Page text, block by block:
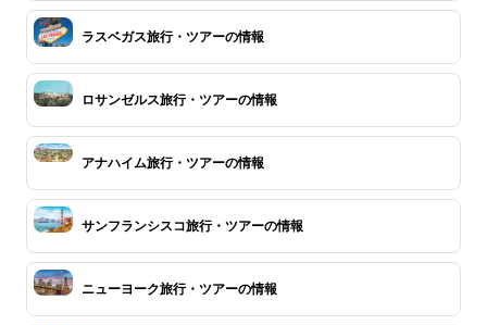
ラスベガス旅行・ツアーの情報
ロサンゼルス旅行・ツアーの情報
アナハイム旅行・ツアーの情報
サンフランシスコ旅行・ツアーの情報
ニューヨーク旅行・ツアーの情報